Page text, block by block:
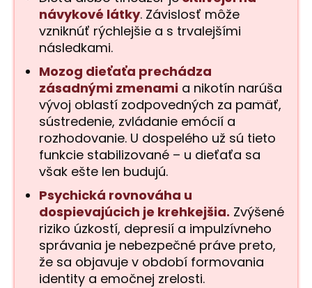
návykové látky. Závislosť môže
vzniknúť rýchlejšie a s trvalejšími
následkami.
Mozog dieťaťa prechádza
zásadnými zmenami a nikotín narúša
vývoj oblastí zodpovedných za pamäť,
sústredenie, zvládanie emócií a
rozhodovanie. U dospelého už sú tieto
funkcie stabilizované – u dieťaťa sa
však ešte len budujú.
Psychická rovnováha u
dospievajúcich je krehkejšia. Zvýšené
riziko úzkostí, depresií a impulzívneho
správania je nebezpečné práve preto,
že sa objavuje v období formovania
identity a emočnej zrelosti.